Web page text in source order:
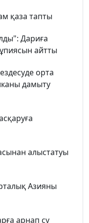
қаза тапты
Дариға
айтты
орта
дамыту
алыстатуы
Азияны
арнап су